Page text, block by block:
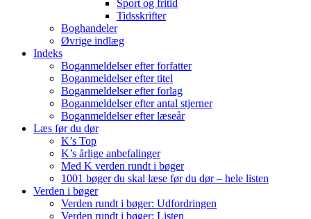
Sport og fritid
Tidsskrifter
Boghandeler
Øvrige indlæg
Indeks
Boganmeldelser efter forfatter
Boganmeldelser efter titel
Boganmeldelser efter forlag
Boganmeldelser efter antal stjerner
Boganmeldelser efter læseår
Læs før du dør
K’s Top
K’s årlige anbefalinger
Med K verden rundt i bøger
1001 bøger du skal læse før du dør – hele listen
Verden i bøger
Verden rundt i bøger: Udfordringen
Verden rundt i bøger: Listen